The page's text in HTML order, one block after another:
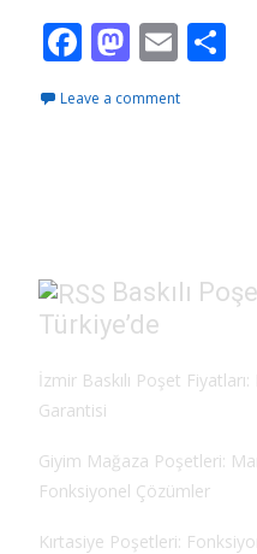
F
e
k
M
to
E
ai
Leave a comment
Baskılı
Türkiye’de
İzmir Baskılı Poşet
Garantisi
Giyim Mağaza Poşetleri:
Fonksiyonel Çözümler
Kırtasiye Poşetleri: